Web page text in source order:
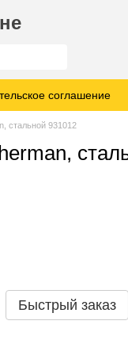
соглашение
стальной 931012
Быстрый заказ